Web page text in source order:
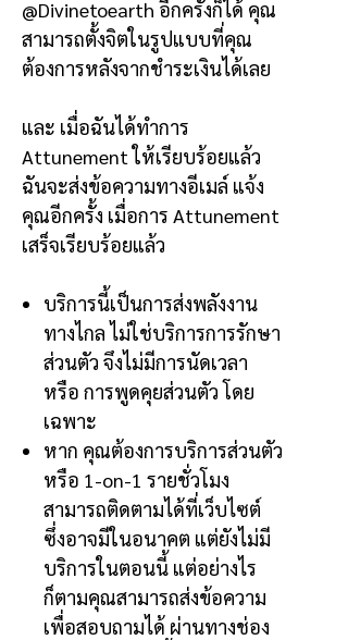
@Divinetoearth อีกครั้งก็ได้ คุณ
สามารถตั้งจิตในรูปแบบที่คุณ
ต้องการหลังจากชำระเงินได้เลย
และ เมื่อฉันได้ทำการ
Attunementให้เรียบร้อยแล้ว
ฉันจะส่งข้อความทางอีเมล์ แจ้ง
คุณอีกครั้ง เมื่อการ Attunement
เสร็จเรียบร้อยแล้ว
บริการนี้เป็นการส่งพลังงาน
ทางไกล ไม่ใช่บริการการรักษา
ส่วนตัว จึงไม่มีการนัดเวลา
หรือ การพูดคุยส่วนตัว โดย
เฉพาะ
หาก คุณต้องการบริการส่วนตัว
หรือ 1-on-1 รายชั่วโมง
สามารถติดตามได้ที่เว็บไซต์
ซึ่งอาจมีในอนาคต แต่ยังไม่มี
บริการในตอนนี้ แต่อย่างไร
ก็ตามคุณสามารถส่งข้อความ
เพื่อสอบถามได้ ผ่านทางช่อง